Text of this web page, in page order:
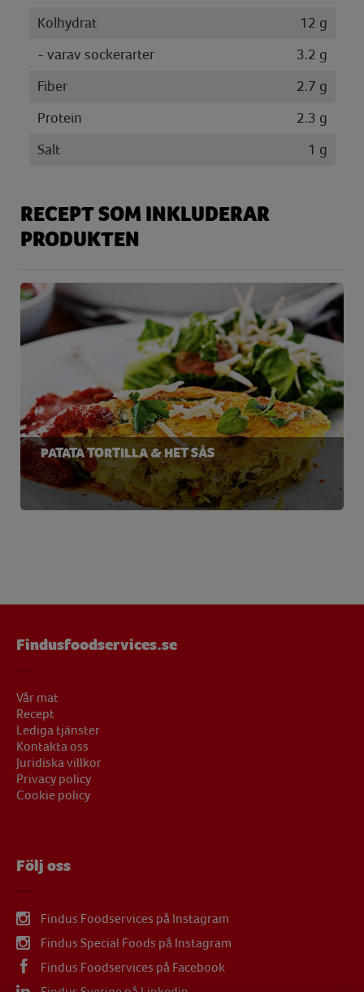
Kolhydrat
12 g
- varav sockerarter
3.2 g
Fiber
2.7 g
Protein
2.3 g
Salt
1 g
RECEPT SOM INKLUDERAR
PRODUKTEN
PATATA TORTILLA & HET SÅS
Findusfoodservices.se
Vår mat
Recept
Lediga tjänster
Kontakta oss
Juridiska villkor
Privacy policy
Cookie policy
Följ oss
Findus Foodservices på Instagram
Findus Special Foods på Instagram
Findus Foodservices på Facebook